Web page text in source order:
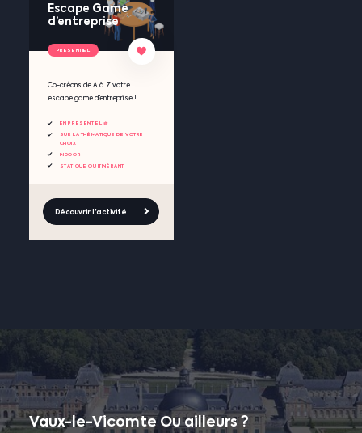
Escape Game
d’entreprise
Co-créons de A à Z votre
escape game d’entreprise !
EN PRÉSENTIEL 🧺
SUR LA THÉMATIQUE DE VOTRE
CHOIX
INDOOR
STATIQUE OU ITINÉRANT
Découvrir l'activité
PRESENTIEL
Vaux-le-VicomteOu ailleurs ?